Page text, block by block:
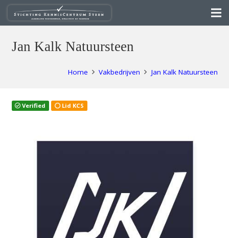
Jan Kalk Natuursteen
Home Vakbedrijven Jan Kalk Natuursteen
Verified Lid KCS